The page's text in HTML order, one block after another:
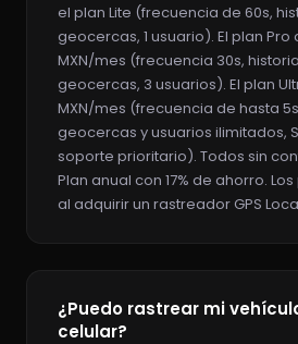
el plan Lite (frecuencia de 60s,
geocercas, 1 usuario). El plan Pro
MXN/mes (frecuencia 30s,
geocercas, 3 usuarios). El plan
MXN/mes (frecuencia de hasta
geocercas y usuarios ilimitados,
soporte prioritario). Todos sin
Plan anual con 17% de ahorro.
al adquirir un rastreador GPS
¿Puedo rastrear mi
celular?